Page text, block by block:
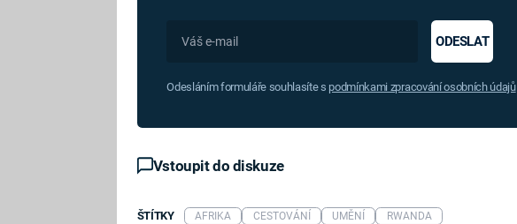
ODESLAT
Odesláním formuláře souhlasíte s podmínkami zpracování osobních údajů
Vstoupit do diskuze
ŠTÍTKY AFRIKA CESTOVÁNÍ UMĚNÍ RWANDA